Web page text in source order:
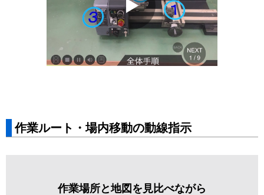
作業ルート・場内移動の動線指示
作業場所と地図を見比べながら